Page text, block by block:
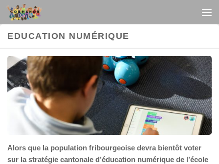
Au dessous du contenu
EDUCATION NUMÉRIQUE
Alors que la population fribourgeoise devra bientôt voter
sur la stratégie cantonale d’éducation numérique de l’école